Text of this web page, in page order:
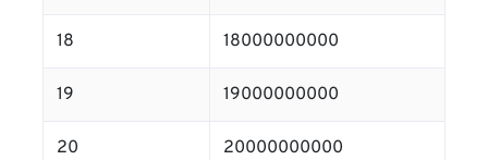
18 18000000000
19 19000000000
20 20000000000